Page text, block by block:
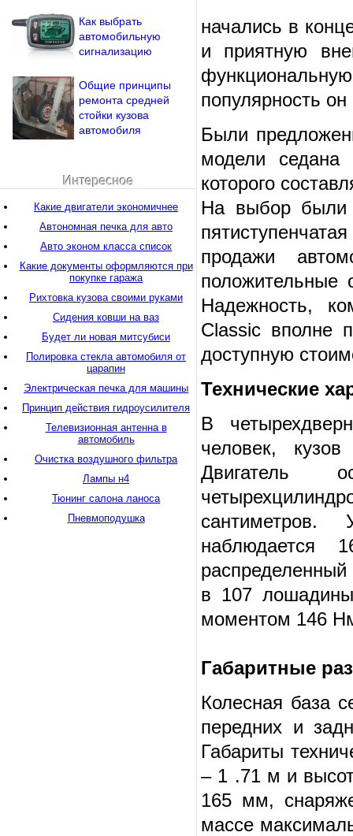
начались в
и приятную
популярность
Были
модели седана
которого
На выбор были
продажи
положительные
Надежность,
Classic вполне
доступную
Технические
В
человек,
Двигатель
сантиметров.
наблюдается
в 107
моментом 146
Габаритные
Колесная база
передних и
Габариты
– 1 .71 м и
165 мм,
массе
Как выбрать
автомобильную
сигнализацию
Общие принципы
ремонта средней
стойки кузова
автомобиля
Интересное
Какие двигатели экономичнее
Автономная печка для авто
Авто эконом класса список
Какие документы оформляются при
покупке гаража
Рихтовка кузова своими руками
Сидения ковши на ваз
Будет ли новая митсубиси
Полировка стекла автомобиля от
царапин
Электрическая печка для машины
Принцип действия гидроусилителя
Телевизионная антенна в
автомобиль
Очистка воздушного фильтра
Лампы н4
Тюнинг салона ланоса
Пневмоподушка